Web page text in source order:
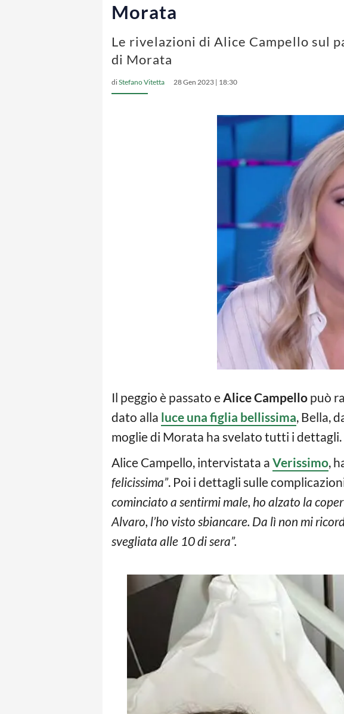
Morata
Le rivelazioni di Alice Campello sul
di Morata
diStefano Vitetta 28 Gen 2023 | 18:30
Il peggio è passato eAlice Campello può
dato alla luce una figlia bellissima, Bella,
moglie di Morata ha svelato tutti i dettagli.
Alice Campello, intervistata a Verissimo,
felicissima”. Poi i dettagli sulle
cominciato a sentirmi male, ho alzato la
Alvaro, l’ho visto sbiancare. Da lì non mi
svegliata alle 10 di sera”.